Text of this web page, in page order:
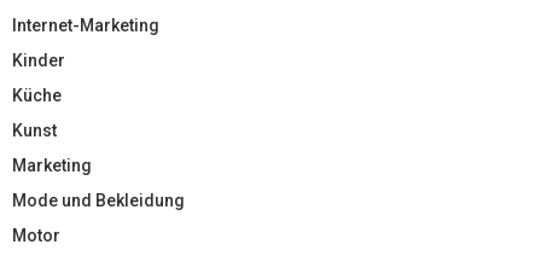
Internet-Marketing
Kinder
Küche
Kunst
Marketing
Mode und Bekleidung
Motor